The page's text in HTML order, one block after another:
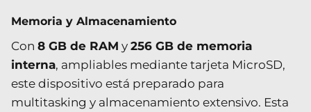
Memoria y Almacenamiento
Con 8 GB de RAM y 256 GB de memoria
interna, ampliables mediante tarjeta MicroSD,
este dispositivo está preparado para
multitasking y almacenamiento extensivo. Esta